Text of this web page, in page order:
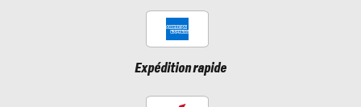
Expédition rapide